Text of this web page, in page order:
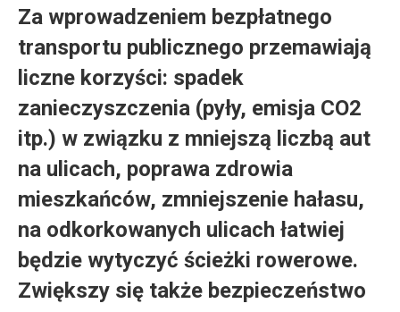
Za wprowadzeniem bezpłatnego
transportu publicznego przemawiają
liczne korzyści: spadek
zanieczyszczenia (pyły, emisja CO2
itp.) w związku z mniejszą liczbą aut
na ulicach, poprawa zdrowia
mieszkańców, zmniejszenie hałasu,
na odkorkowanych ulicach łatwiej
będzie wytyczyć ścieżki rowerowe.
Zwiększy się także bezpieczeństwo